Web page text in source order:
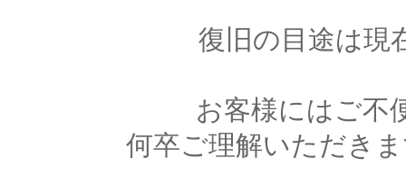
復旧の目途は現
お客様にはご不
何卒ご理解いただき